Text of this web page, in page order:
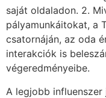
saját oldaladon. 2.
pályamunkáitokat, a
csatornáján, az oda
interakciók is
végeredményeibe.
A legjobb